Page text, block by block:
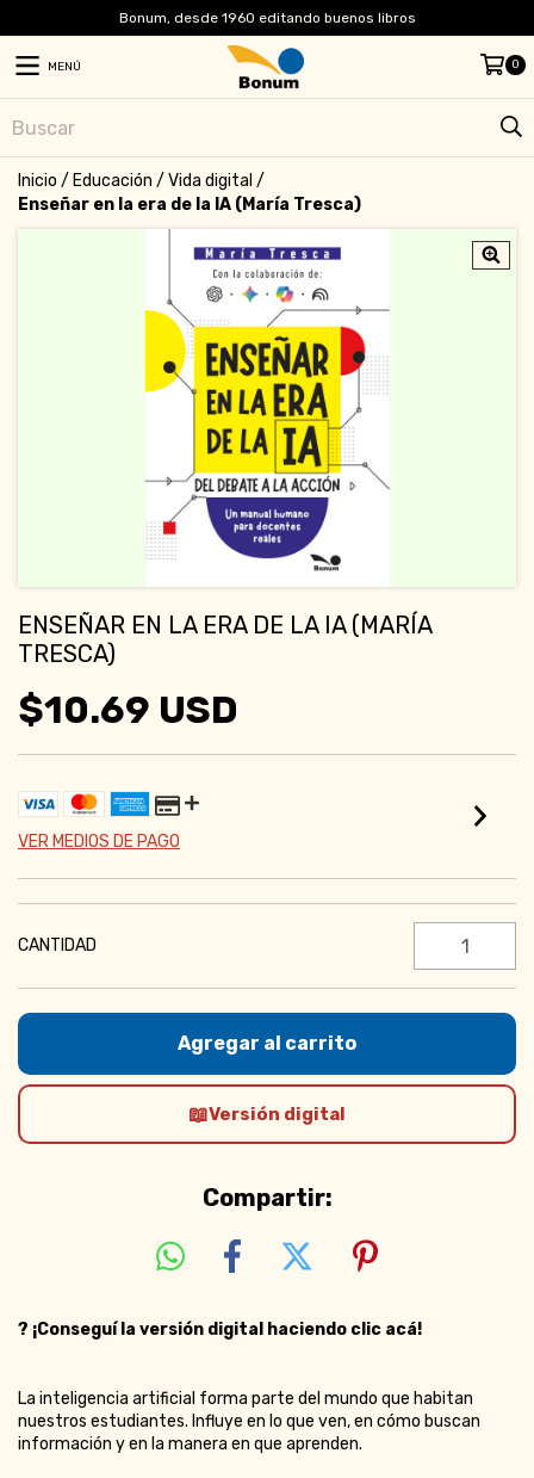
Bonum, desde 1960 editando buenos libros
MENÚ 0
Inicio / Educación / Vida digital /
Enseñar en la era de la IA (María Tresca)
ENSEÑAR EN LA ERA DE LA IA (MARÍA
TRESCA)
$10.69 USD
VER MEDIOS DE PAGO
CANTIDAD
Versión digital
Compartir:
? ¡Conseguí la versión digital haciendo clic acá!
La inteligencia artificial forma parte del mundo que habitan
nuestros estudiantes. Influye en lo que ven, en cómo buscan
información y en la manera en que aprenden.